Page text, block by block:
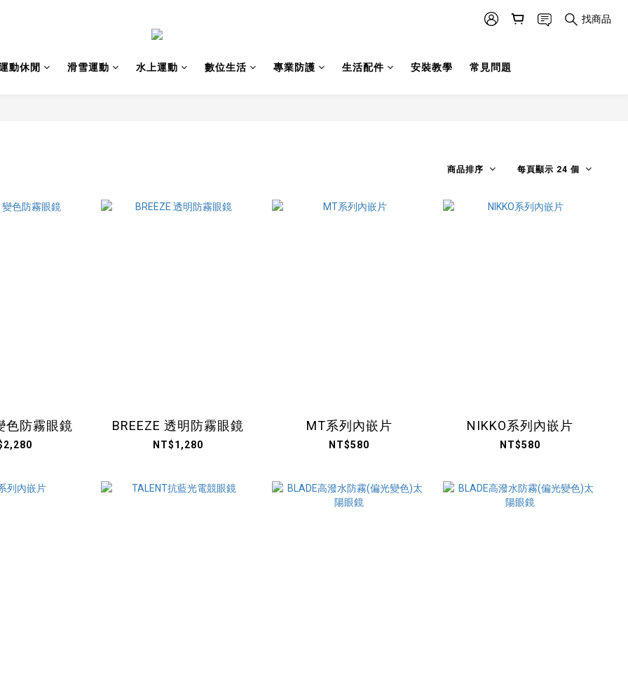
找商品
動休閒 滑雪運動 水上運動 數位生活 專業防護 生活配件 安裝教學 常見問題
商品排序 每頁顯示 24 個
色防霧眼鏡 BREEZE 透明防霧眼鏡
NT$1,280
MT系列內嵌片
NT$580
NIKKO系列內嵌片
NT$580